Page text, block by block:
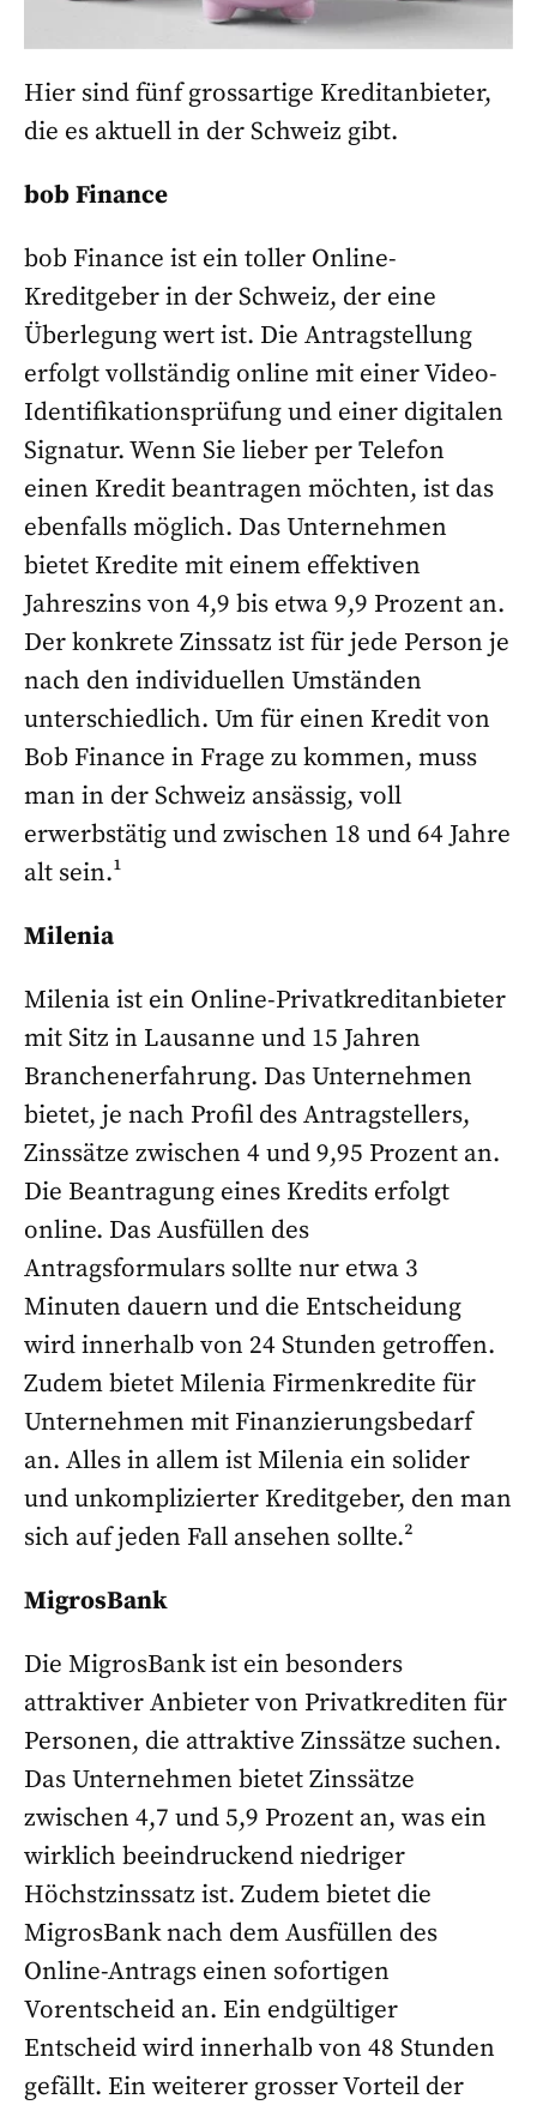
Hier sind fünf grossartige Kreditanbieter,
die es aktuell in der Schweiz gibt.
bob Finance
bob Finance ist ein toller Online-
Kreditgeber in der Schweiz, der eine
Überlegung wert ist. Die Antragstellung
erfolgt vollständig online mit einer Video-
Identifikationsprüfung und einer digitalen
Signatur. Wenn Sie lieber per Telefon
einen Kredit beantragen möchten, ist das
ebenfalls möglich. Das Unternehmen
bietet Kredite mit einem effektiven
Jahreszins von 4,9 bis etwa 9,9 Prozent an.
Der konkrete Zinssatz ist für jede Person je
nach den individuellen Umständen
unterschiedlich. Um für einen Kredit von
Bob Finance in Frage zu kommen, muss
man in der Schweiz ansässig, voll
erwerbstätig und zwischen 18 und 64 Jahre
alt sein.¹
Milenia
Milenia ist ein Online-Privatkreditanbieter
mit Sitz in Lausanne und 15 Jahren
Branchenerfahrung. Das Unternehmen
bietet, je nach Profil des Antragstellers,
Zinssätze zwischen 4 und 9,95 Prozent an.
Die Beantragung eines Kredits erfolgt
online. Das Ausfüllen des
Antragsformulars sollte nur etwa 3
Minuten dauern und die Entscheidung
wird innerhalb von 24 Stunden getroffen.
Zudem bietet Milenia Firmenkredite für
Unternehmen mit Finanzierungsbedarf
an. Alles in allem ist Milenia ein solider
und unkomplizierter Kreditgeber, den man
sich auf jeden Fall ansehen sollte.²
MigrosBank
Die MigrosBank ist ein besonders
attraktiver Anbieter von Privatkrediten für
Personen, die attraktive Zinssätze suchen.
Das Unternehmen bietet Zinssätze
zwischen 4,7 und 5,9 Prozent an, was ein
wirklich beeindruckend niedriger
Höchstzinssatz ist. Zudem bietet die
MigrosBank nach dem Ausfüllen des
Online-Antrags einen sofortigen
Vorentscheid an. Ein endgültiger
Entscheid wird innerhalb von 48 Stunden
gefällt. Ein weiterer grosser Vorteil der